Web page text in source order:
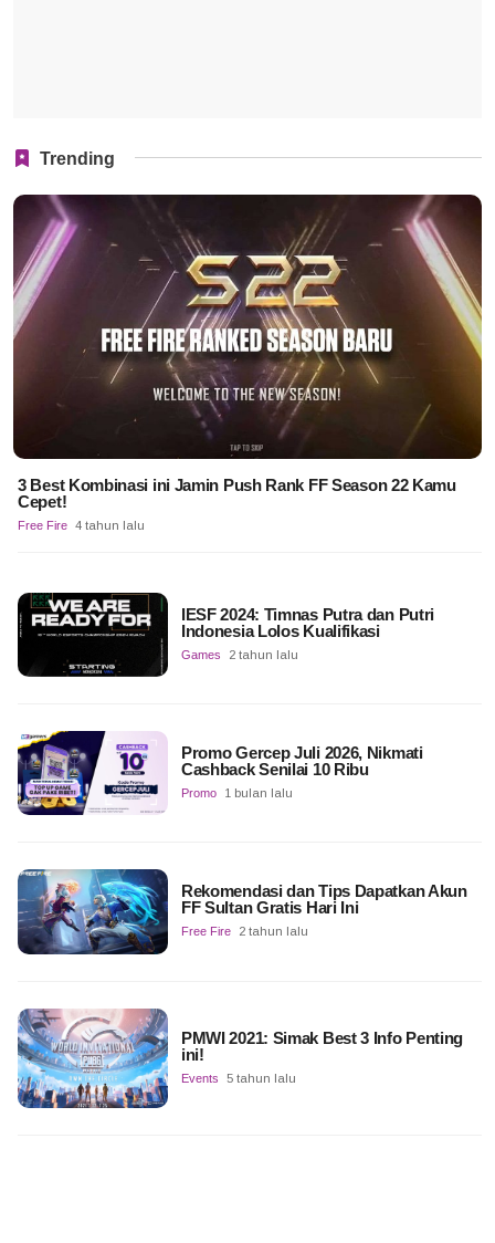
Trending
3 Best Kombinasi ini Jamin Push Rank FF Season 22 Kamu
Cepet!
Free Fire 4 tahun lalu
IESF 2024: Timnas Putra dan Putri
Indonesia Lolos Kualifikasi
Games 2 tahun lalu
Promo Gercep Juli 2026, Nikmati
Cashback Senilai 10 Ribu
Promo 1 bulan lalu
Rekomendasi dan Tips Dapatkan Akun
FF Sultan Gratis Hari Ini
Free Fire 2 tahun lalu
PMWI 2021: Simak Best 3 Info Penting
ini!
Events 5 tahun lalu